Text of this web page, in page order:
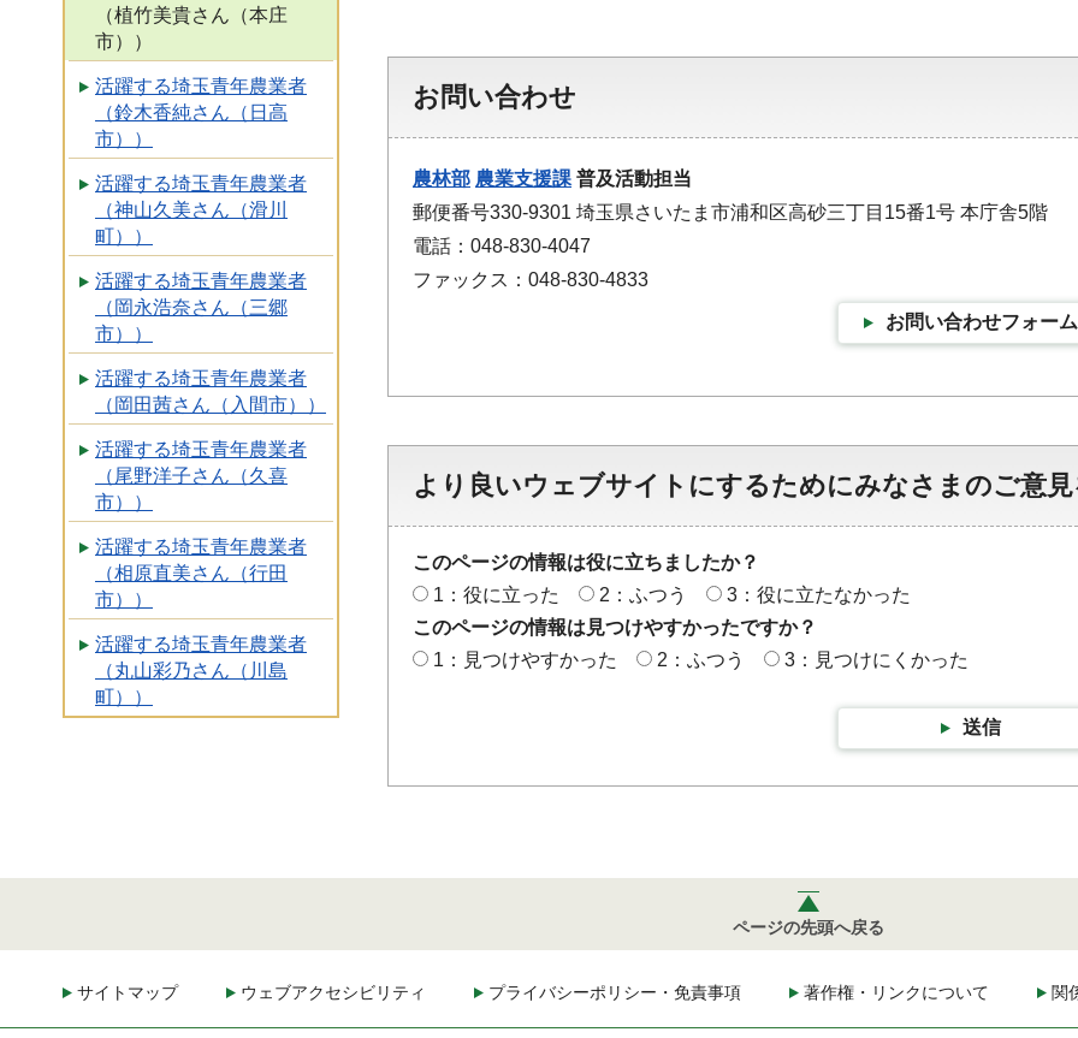
（植竹美貴さん（本庄
市））
活躍する埼玉青年農業者
（鈴木香純さん（日高
市））
活躍する埼玉青年農業者
（神山久美さん（滑川
町））
活躍する埼玉青年農業者
（岡永浩奈さん（三郷
市））
活躍する埼玉青年農業者
（岡田茜さん（入間市））
活躍する埼玉青年農業者
（尾野洋子さん（久喜
市））
活躍する埼玉青年農業者
（相原直美さん（行田
市））
活躍する埼玉青年農業者
（丸山彩乃さん（川島
町））
お問い合わせ
農林部 農業支援課 普及活動担当
郵便番号330-9301 埼玉県さいたま市浦和区高砂三丁目15番1号 本庁舎5階
電話：048-830-4047
ファックス：048-830-4833
お問い合わせフォーム
より良いウェブサイトにするためにみなさまのご意
このページの情報は役に立ちましたか？
1：役に立った
2：ふつう
3：役に立たなかった
このページの情報は見つけやすかったですか？
1：見つけやすかった
2：ふつう 3：見つけにくかった
送信
ページの先頭へ戻る
サイトマップ ウェブアクセシビリティ プライバシーポリシー・免責事項 著作権・リンクについて 関